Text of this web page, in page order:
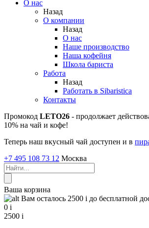
О нас
Назад
O компании
Назад
О нас
Наше производство
Наша кофейня
Школа бариста
Работа
Назад
Работать в Sibaristica
Контакты
Промокод LETO26 - продолжает
10% на чай и кофе!
Теперь наш вкусный чай доступен и в
+7 495 108 73 12 Москва
Ваша корзина
Вам осталось 2500 i до бесплатной
0 i
2500 i